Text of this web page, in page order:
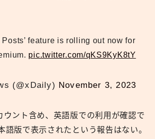
Posts’ feature is rolling out now for
pic.twitter.com/qKS9KyK8tY
(@xDaily) November 3, 2023
ウント含め、英語版での利用が確認で
語版で表示されたという報告はない。